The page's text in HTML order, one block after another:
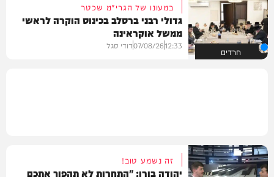
חרדים
במעונו של הגרי"מ שכטר
גדולי רבני ברסלב בכינוס הוקרה לראשי
ממשל אוקראינה
12:33
07/08/26דודי סגל
זה נשמע טוב!
יהודה בורן: "התחרות לא תהפוך אתכם